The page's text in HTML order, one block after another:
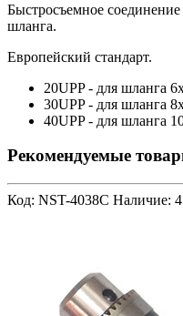
Быстросъемное
шланга.
Европейский стандарт.
20UPP - для шланга
30UPP - для шланга
40UPP - для шланга
Рекомендуемые
Код: NST-4038C Наличие: 4